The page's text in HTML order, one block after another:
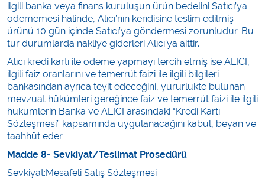
ilgili banka veya finans kuruluşun ürün bedelini Satıcı’ya
ödememesi halinde, Alıcı’nın kendisine teslim edilmiş
ürünü 10 gün içinde Satıcı’ya göndermesi zorunludur. Bu
tür durumlarda nakliye giderleri Alıcı’ya aittir.
Alıcı kredi kartı ile ödeme yapmayı tercih etmiş ise ALICI,
ilgili faiz oranlarını ve temerrüt faizi ile ilgili bilgileri
bankasından ayrıca teyit edeceğini, yürürlükte bulunan
mevzuat hükümleri gereğince faiz ve temerrüt faizi ile ilgili
hükümlerin Banka ve ALICI arasındaki “Kredi Kartı
Sözleşmesi” kapsamında uygulanacağını kabul, beyan ve
taahhüt eder.
Madde 8- Sevkiyat/Teslimat Prosedürü
Sevkiyat:Mesafeli Satış Sözleşmesi